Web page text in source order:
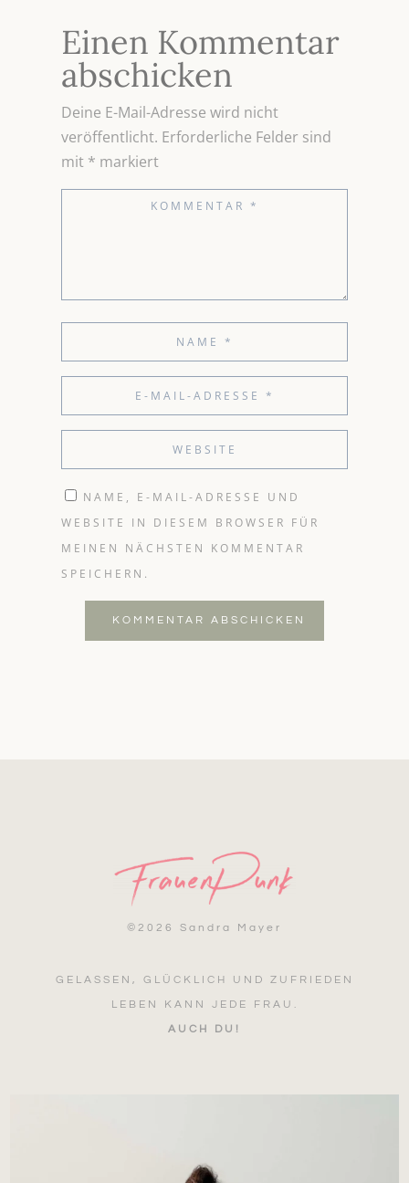
Einen Kommentar
abschicken
Deine E-Mail-Adresse wird nicht
veröffentlicht. Erforderliche Felder sind
mit * markiert
NAME, E-MAIL-ADRESSE UND
WEBSITE IN DIESEM BROWSER FÜR
MEINEN NÄCHSTEN KOMMENTAR
SPEICHERN.
KOMMENTAR ABSCHICKEN
© 2026 Sandra Mayer
GELASSEN, GLÜCKLICH UND ZUFRIEDEN
LEBEN KANN JEDE FRAU.
AUCH DU!